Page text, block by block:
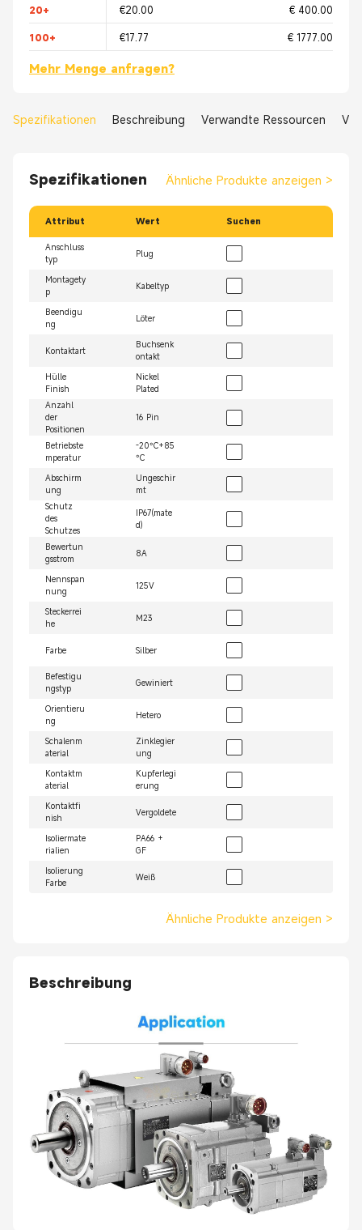
20+ €20.00 € 400.00
100+ €17.77 € 1777.00
Mehr Menge anfragen?
Spezifikationen Beschreibung Verwandte Ressourcen
Spezifikationen Ähnliche Produkte anzeigen >
Attribut Wert Suchen
Anschluss
typ
Plug
Montagety
p
Kabeltyp
Beendigu
ng
Löter
Kontaktart
Buchsenk
ontakt
Hülle
Finish
Nickel
Plated
Anzahl
der
Positionen
16 Pin
Betriebste
mperatur
-20°C+85
°C
Abschirm
ung
Ungeschir
mt
Schutz
des
Schutzes
IP67(mate
d)
Bewertun
gsstrom
8A
Nennspan
nung
125V
Steckerrei
he
M23
Farbe Silber
Befestigu
ngstyp
Gewiniert
Orientieru
ng
Hetero
Schalenm
aterial
Zinklegier
ung
Kontaktm
aterial
Kupferlegi
erung
Kontaktfi
nish
Vergoldete
Isoliermate
rialien
PA66 +
GF
Isolierung
Farbe
Weiß
Ähnliche Produkte anzeigen >
Beschreibung